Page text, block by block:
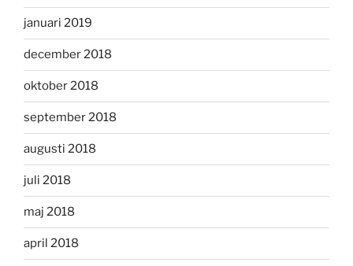
januari 2019
december 2018
oktober 2018
september 2018
augusti 2018
juli 2018
maj 2018
april 2018